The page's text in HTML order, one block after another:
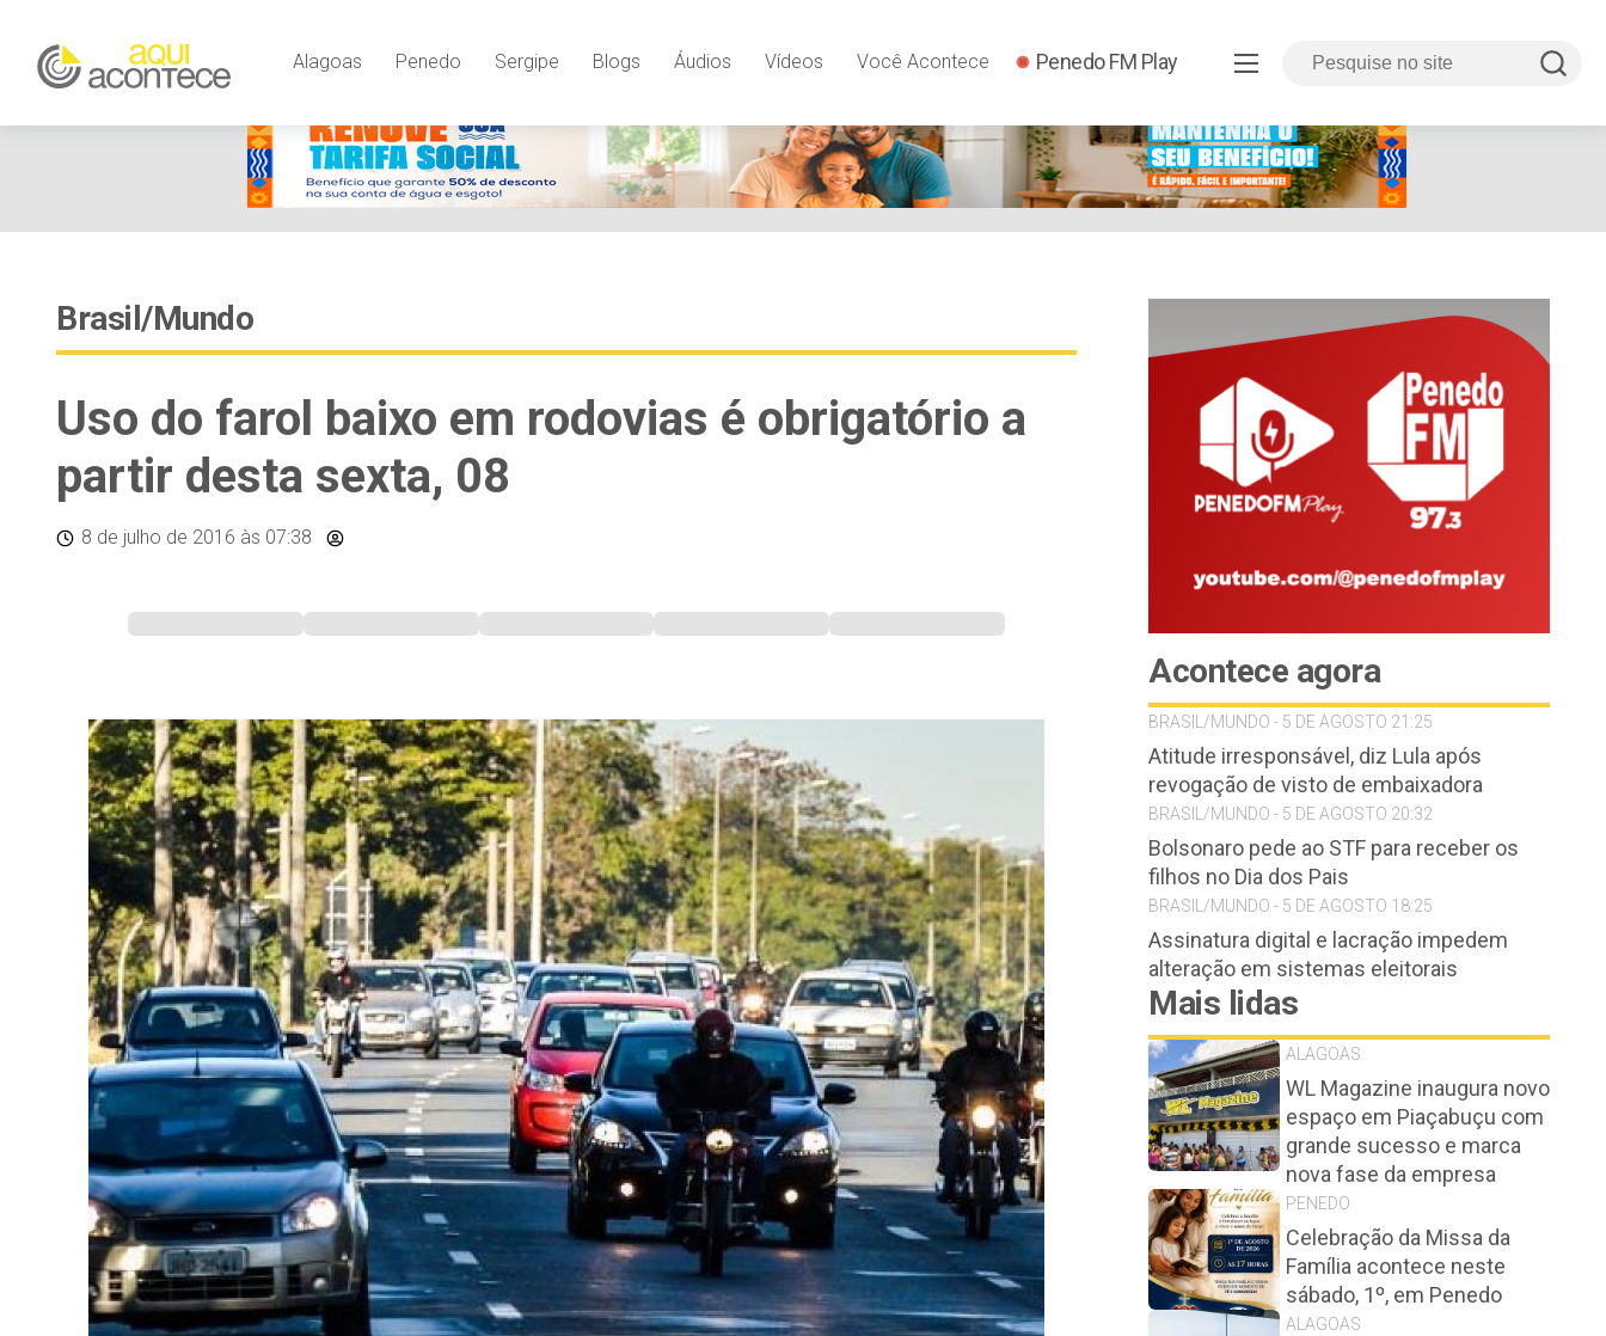
Alagoas Penedo Sergipe Blogs Áudios Vídeos Você Acontece Penedo FM Play
Brasil/Mundo
Uso do farol baixo em rodovias é obrigatório a
partir desta sexta, 08
8 de julho de 2016 às 07:38
Acontece agora
BRASIL/MUNDO - 5 DE AGOSTO 21:25
Atitude irresponsável, diz Lula após
revogação de visto de embaixadora
BRASIL/MUNDO - 5 DE AGOSTO 20:32
Bolsonaro pede ao STF para receber os
filhos no Dia dos Pais
BRASIL/MUNDO - 5 DE AGOSTO 18:25
Assinatura digital e lacração impedem
alteração em sistemas eleitorais
Mais lidas
ALAGOAS
WL Magazine inaugura novo
espaço em Piaçabuçu com
grande sucesso e marca
nova fase da empresa
PENEDO
Celebração da Missa da
Família acontece neste
sábado, 1º, em Penedo
ALAGOAS